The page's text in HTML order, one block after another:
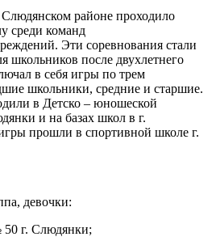
районе проходило
среди команд
Эти соревнования стали
после двухлетнего
в себя игры по трем
школьники, средние и старшие.
в Детско – юношеской
и на базах школ в г.
прошли в спортивной школе г.
девочки:
г. Слюдянки;